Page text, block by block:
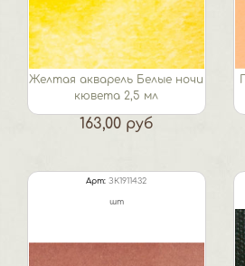
Желтая акварель Белые ночи
кювета 2,5 мл
163,00 руб
Арт: ЗК1911432
шт